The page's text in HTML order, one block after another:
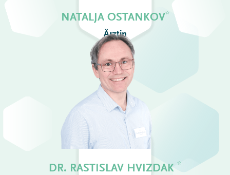
NATALJA OSTANKOV*
Ärztin
DR. RASTISLAV HVIZDAK*